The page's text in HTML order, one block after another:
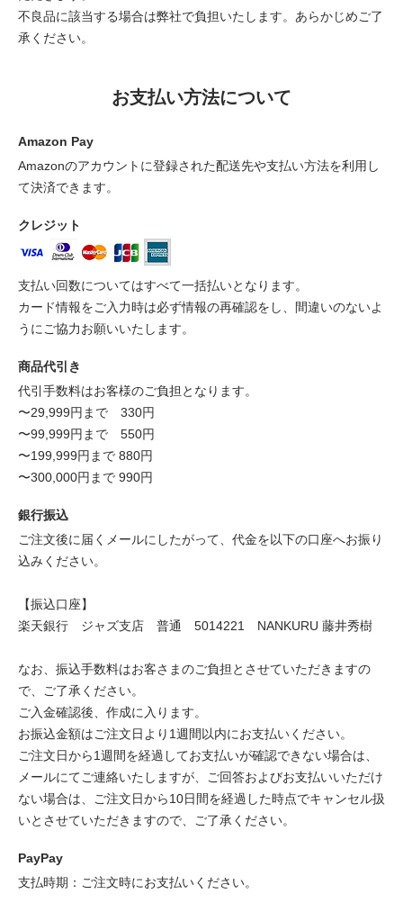
不良品に該当する場合は弊社で負担いたします。あらかじめご了
承ください。
お支払い方法について
Amazon Pay
Amazonのアカウントに登録された配送先や支払い方法を利用し
て決済できます。
クレジット
支払い回数についてはすべて一括払いとなります。
カード情報をご入力時は必ず情報の再確認をし、間違いのないよ
うにご協力お願いいたします。
商品代引き
代引手数料はお客様のご負担となります。
〜29,999円まで 330円
〜99,999円まで 550円
〜199,999円まで 880円
〜300,000円まで 990円
銀行振込
ご注文後に届くメールにしたがって、代金を以下の口座へお振り
込みください。
【振込口座】
楽天銀行 ジャズ支店 普通 5014221 NANKURU 藤井秀樹
なお、振込手数料はお客さまのご負担とさせていただきますの
で、ご了承ください。
ご入金確認後、作成に入ります。
お振込金額はご注文日より1週間以内にお支払いください。
ご注文日から1週間を経過してお支払いが確認できない場合は、
メールにてご連絡いたしますが、ご回答およびお支払いいただけ
ない場合は、ご注文日から10日間を経過した時点でキャンセル扱
いとさせていただきますので、ご了承ください。
PayPay
支払時期：ご注文時にお支払いください。